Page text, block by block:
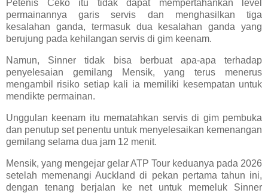
Petenis Ceko itu tidak dapat mempertahankan level
permainannya garis servis dan menghasilkan tiga
kesalahan ganda, termasuk dua kesalahan ganda yang
berujung pada kehilangan servis di gim keenam.
Namun, Sinner tidak bisa berbuat apa-apa terhadap
penyelesaian gemilang Mensik, yang terus menerus
mengambil risiko setiap kali ia memiliki kesempatan untuk
mendikte permainan.
Unggulan keenam itu mematahkan servis di gim pembuka
dan penutup set penentu untuk menyelesaikan kemenangan
gemilang selama dua jam 12 menit.
Mensik, yang mengejar gelar ATP Tour keduanya pada 2026
setelah memenangi Auckland di pekan pertama tahun ini,
dengan tenang berjalan ke net untuk memeluk Sinner